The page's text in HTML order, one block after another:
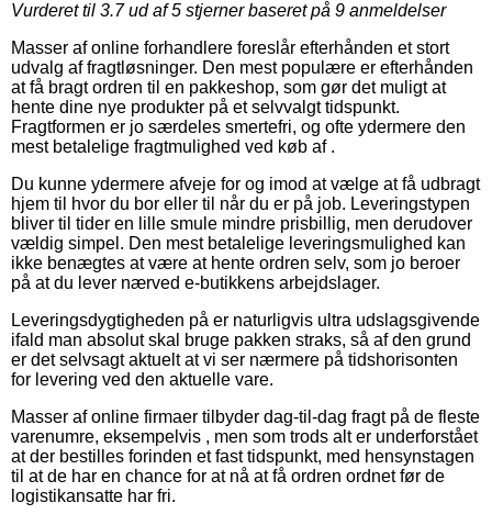
Vurderet til 3.7ud af 5 stjerner baseret på 9 anmeldelser
Masser af online forhandlere foreslår efterhånden et stort
udvalg af fragtløsninger. Den mest populære er efterhånden
at få bragt ordren til en pakkeshop, som gør det muligt at
hente dine nye produkter på et selvvalgt tidspunkt.
Fragtformen er jo særdeles smertefri, og ofte ydermere den
mest betalelige fragtmulighed ved køb af .
Du kunne ydermere afveje for og imod at vælge at få udbragt
hjem til hvor du bor eller til når du er på job. Leveringstypen
bliver til tider en lille smule mindre prisbillig, men derudover
vældig simpel. Den mest betalelige leveringsmulighed kan
ikke benægtes at være at hente ordren selv, som jo beroer
på at du lever nærved e-butikkens arbejdslager.
Leveringsdygtigheden på er naturligvis ultra udslagsgivende
ifald man absolut skal bruge pakken straks, så af den grund
er det selvsagt aktuelt at vi ser nærmere på tidshorisonten
for levering ved den aktuelle vare.
Masser af online firmaer tilbyder dag-til-dag fragt på de fleste
varenumre, eksempelvis , men som trods alt er underforstået
at der bestilles forinden et fast tidspunkt, med hensynstagen
til at de har en chance for at nå at få ordren ordnet før de
logistikansatte har fri.